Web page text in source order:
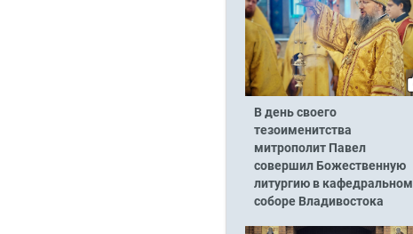
В день своего
тезоименитства
митрополит Павел
совершил Божественную
литургию в кафедральном
соборе Владивостока